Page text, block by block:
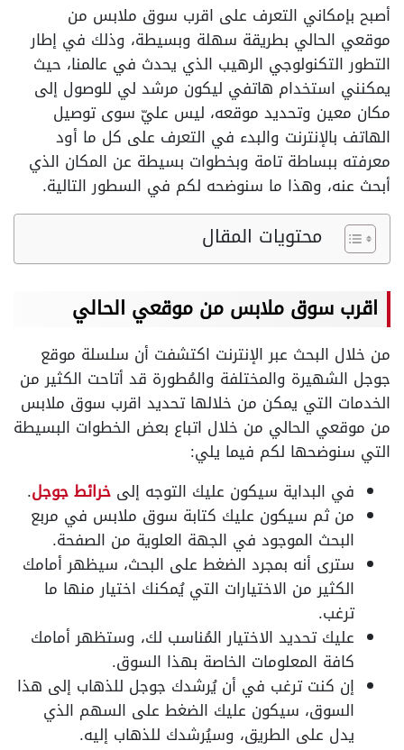
أصبح بإمكاني التعرف على اقرب سوق ملابس من
موقعي الحالي بطريقة سهلة وبسيطة، وذلك في إطار
التطور التكنولوجي الرهيب الذي يحدث في عالمنا، حيث
يمكنني استخدام هاتفي ليكون مرشد لي للوصول إلى
مكان معين وتحديد موقعه، ليس عليّ سوى توصيل
الهاتف بالإنترنت والبدء في التعرف على كل ما أود
معرفته ببساطة تامة وبخطوات بسيطة عن المكان الذي
أبحث عنه، وهذا ما سنوضحه لكم في السطور التالية.
محتويات المقال
اقرب سوق ملابس من موقعي الحالي
من خلال البحث عبر الإنترنت اكتشفت أن سلسلة موقع
جوجل الشهيرة والمختلفة والمُطورة قد أتاحت الكثير من
الخدمات التي يمكن من خلالها تحديد اقرب سوق ملابس
من موقعي الحالي من خلال اتباع بعض الخطوات البسيطة
التي سنوضحها لكم فيما يلي:
في البداية سيكون عليك التوجه إلى خرائط جوجل.
من ثم سيكون عليك كتابة سوق ملابس في مربع
البحث الموجود في الجهة العلوية من الصفحة.
سترى أنه بمجرد الضغط على البحث، سيظهر أمامك
الكثير من الاختيارات التي يُمكنك اختيار منها ما
ترغب.
عليك تحديد الاختيار المُناسب لك، وستظهر أمامك
كافة المعلومات الخاصة بهذا السوق.
إن كنت ترغب في أن يُرشدك جوجل للذهاب إلى هذا
السوق، سيكون عليك الضغط على السهم الذي
يدل على الطريق، وسيُرشدك للذهاب إليه.